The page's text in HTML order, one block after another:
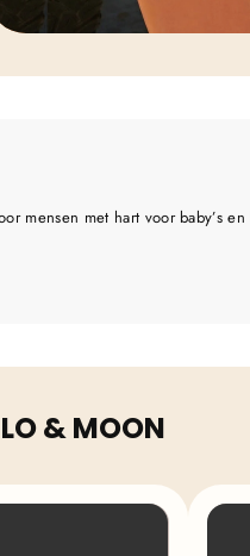
mensen met hart voor baby’s
& MOON